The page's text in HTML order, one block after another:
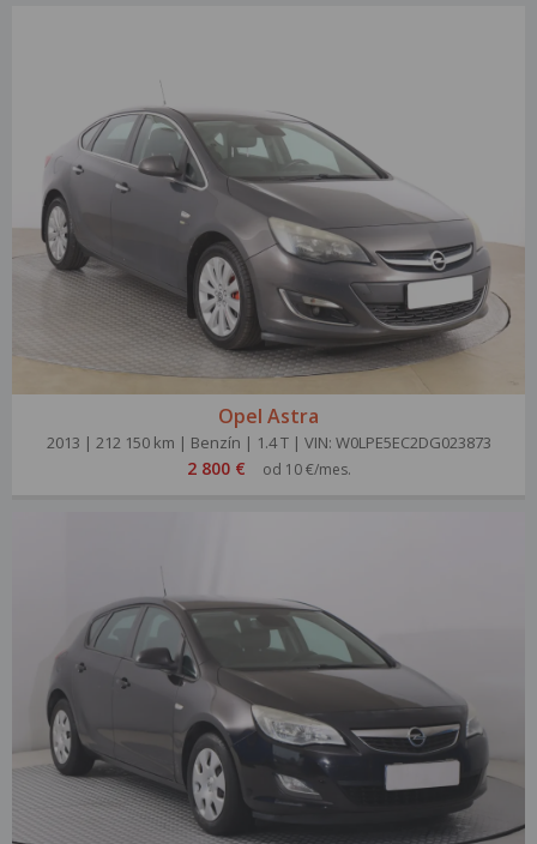
Opel Astra
2013 | 212 150 km | Benzín | 1.4 T | VIN: W0LPE5EC2DG023873
2 800 € od 10 €/mes.